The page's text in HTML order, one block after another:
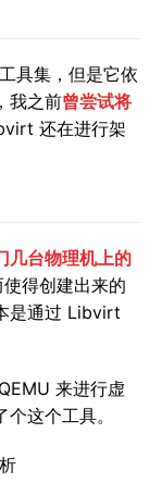
具集，但是它依
我之前曾尝试将
还在进行架
几台物理机上的
得创建出来的
是通过 Libvirt
来进行虚
这个工具。